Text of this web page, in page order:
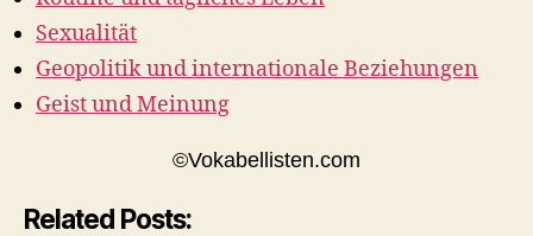
Sexualität
Geopolitik und internationale Beziehungen
Geist und Meinung
©Vokabellisten.com
Related Posts: